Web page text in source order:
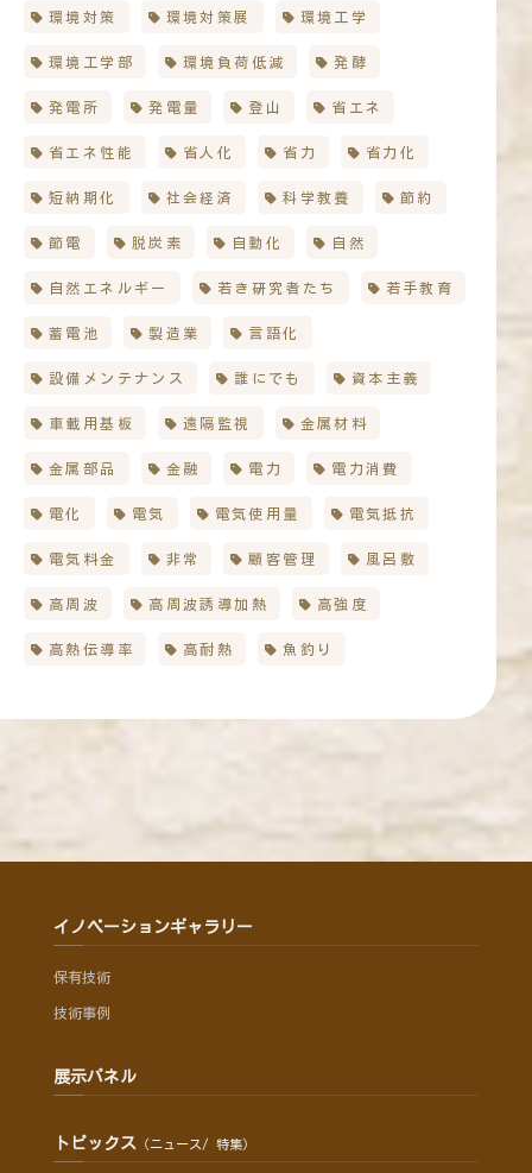
環境対策 環境対策展 環境工学
環境工学部 環境負荷低減 発酵
発電所 発電量 登山 省エネ
省エネ性能 省人化 省力 省力化
短納期化 社会経済 科学教養 節約
節電 脱炭素 自動化 自然
自然エネルギー 若き研究者たち 若手教育
蓄電池 製造業 言語化
設備メンテナンス 誰にでも 資本主義
車載用基板 遠隔監視 金属材料
金属部品 金融 電力 電力消費
電化 電気 電気使用量 電気抵抗
電気料金 非常 顧客管理 風呂敷
高周波 高周波誘導加熱 高強度
高熱伝導率 高耐熱 魚釣り
イノベーションギャラリー
保有技術
技術事例
展示パネル
トピックス （ニュース/ 特集）